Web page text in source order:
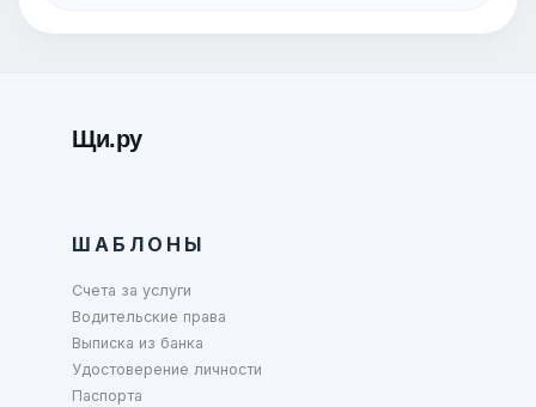
Щи.ру
ШАБЛОНЫ
Счета за услуги
Водительские права
Выписка из банка
Удостоверение личности
Паспорта